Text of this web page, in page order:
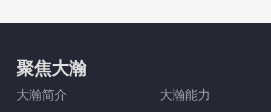
聚焦大瀚
大瀚简介 大瀚能力